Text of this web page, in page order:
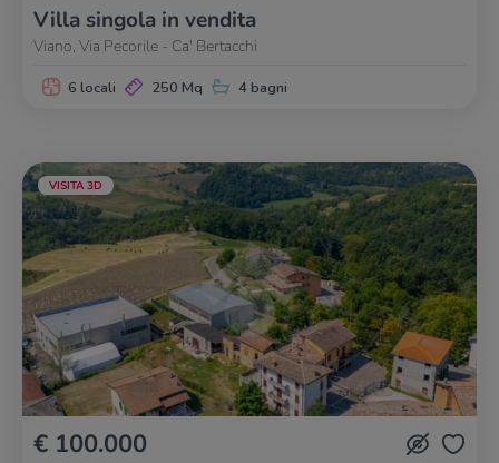
Villa singola in vendita
Viano, Via Pecorile - Ca' Bertacchi
6 locali 250 Mq 4 bagni
VISITA 3D
€ 100.000